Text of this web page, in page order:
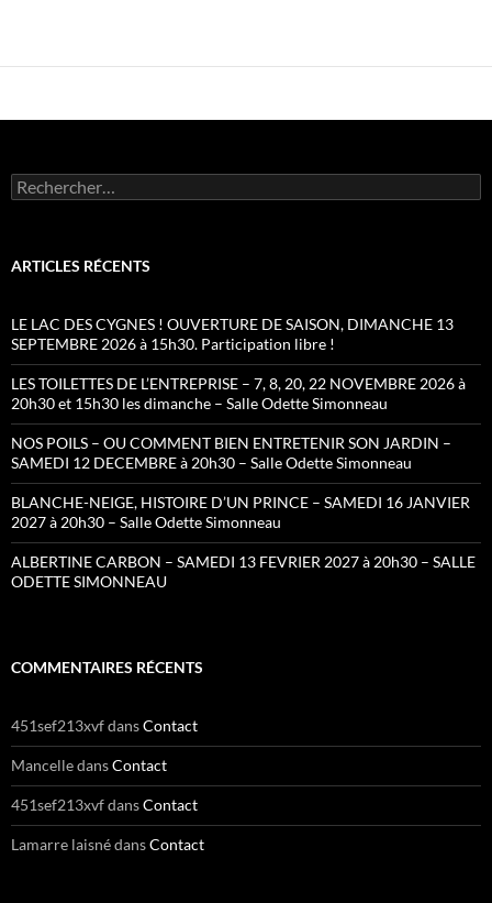
Rechercher :
ARTICLES RÉCENTS
LE LAC DES CYGNES ! OUVERTURE DE SAISON, DIMANCHE 13
SEPTEMBRE 2026 à 15h30. Participation libre !
LES TOILETTES DE L’ENTREPRISE – 7, 8, 20, 22 NOVEMBRE 2026 à
20h30 et 15h30 les dimanche – Salle Odette Simonneau
NOS POILS – OU COMMENT BIEN ENTRETENIR SON JARDIN –
SAMEDI 12 DECEMBRE à 20h30 – Salle Odette Simonneau
BLANCHE-NEIGE, HISTOIRE D’UN PRINCE – SAMEDI 16 JANVIER
2027 à 20h30 – Salle Odette Simonneau
ALBERTINE CARBON – SAMEDI 13 FEVRIER 2027 à 20h30 – SALLE
ODETTE SIMONNEAU
COMMENTAIRES RÉCENTS
451sef213xvfdansContact
MancelledansContact
451sef213xvfdansContact
Lamarre laisnédansContact